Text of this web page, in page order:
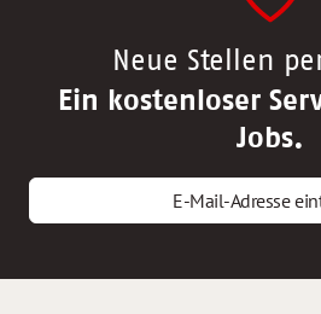
Neue Stellen
Ein kostenloser
Jobs.
E-Mail-Adresse